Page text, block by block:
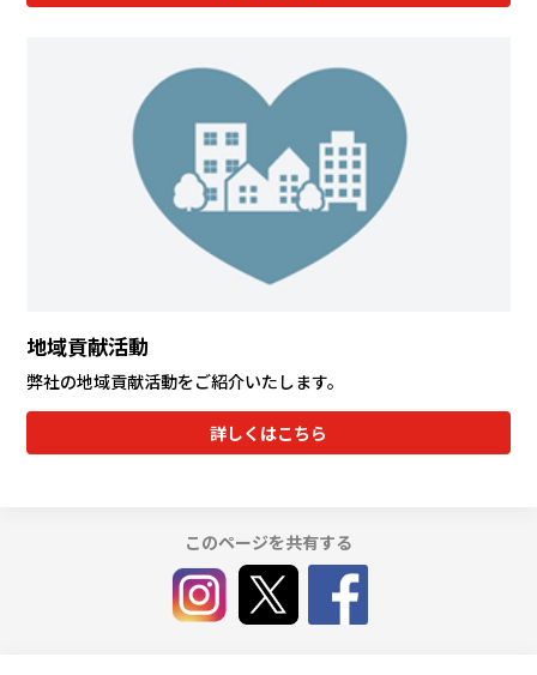
地域貢献活動
弊社の地域貢献活動をご紹介いたします。
詳しくはこちら
このページを共有する